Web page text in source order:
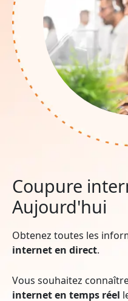
Coupure
Aujourd'hui
Obtenez toutes les
internet en direct.
Vous souhaitez
internet en temps réel